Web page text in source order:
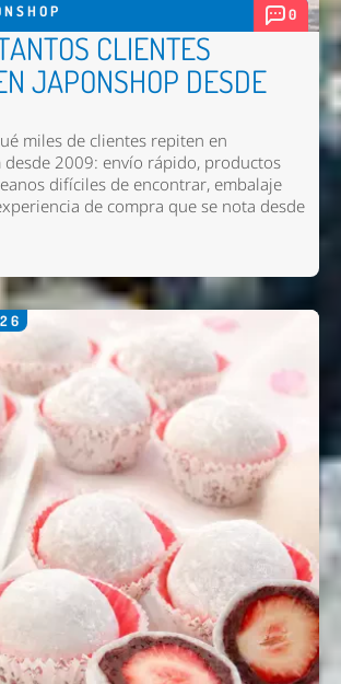
0
CLIENTES
JAPONSHOP DESDE
miles de clientes repiten en
desde 2009: envío rápido, productos
difíciles de encontrar, embalaje
de compra que se nota desde